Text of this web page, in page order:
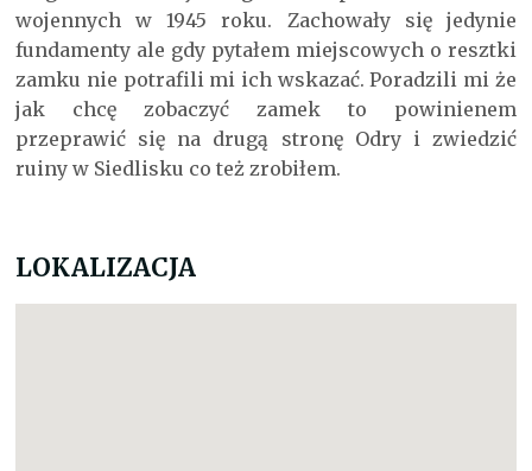
wojennych w 1945 roku. Zachowały się jedynie
fundamenty ale gdy pytałem miejscowych o resztki
zamku nie potrafili mi ich wskazać. Poradzili mi że
jak chcę zobaczyć zamek to powinienem
przeprawić się na drugą stronę Odry i zwiedzić
ruiny w Siedlisku co też zrobiłem.
LOKALIZACJA